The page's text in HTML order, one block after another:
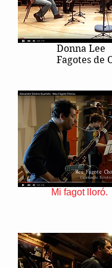
Donna Lee
Fagotes de
Mi fagot lloró.